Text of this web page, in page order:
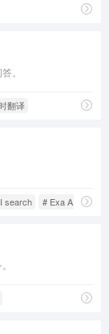
。
翻译
search # Exa AI GPT